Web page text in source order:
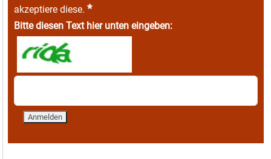
akzeptiere diese. *
Bitte diesen Text hier unten eingeben: